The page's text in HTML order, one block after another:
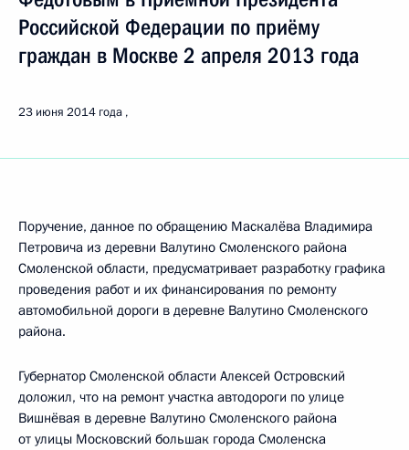
Российской Федерации по приёму
граждан в Москве 2 апреля 2013 года
23 июня 2014 года
Поручение, данное по обращению Маскалёва Владимира
Петровича из деревни Валутино Смоленского района
Смоленской области, предусматривает разработку графика
проведения работ и их финансирования по ремонту
автомобильной дороги в деревне Валутино Смоленского
района.
Губернатор Смоленской области Алексей Островский
доложил, что на ремонт участка автодороги по улице
Вишнёвая в деревне Валутино Смоленского района
от улицы Московский большак города Смоленска